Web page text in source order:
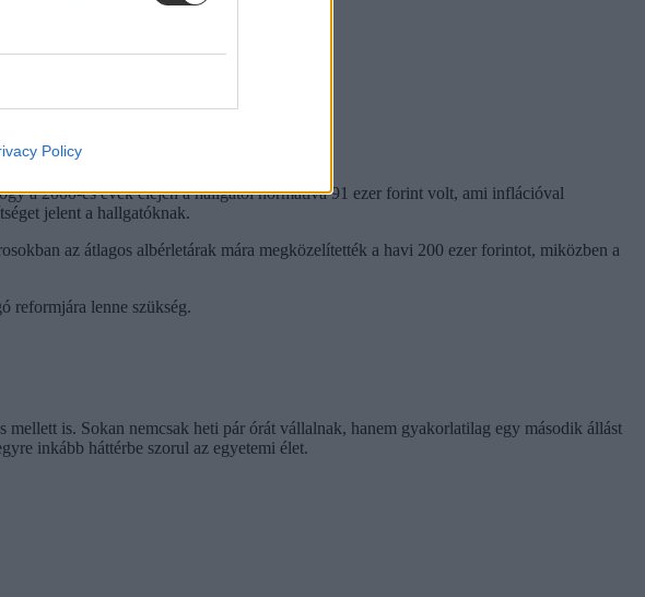
Policy
a 2000-es évek elején a hallgatói normatíva 91 ezer forint volt, ami inflációval
jelent a hallgatóknak.
az átlagos albérletárak mára megközelítették a havi 200 ezer forintot, miközben a
reformjára lenne szükség.
is. Sokan nemcsak heti pár órát vállalnak, hanem gyakorlatilag egy második állást
inkább háttérbe szorul az egyetemi élet.